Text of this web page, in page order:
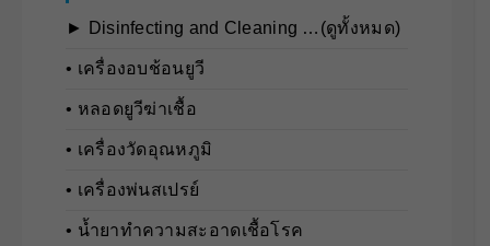
► Disinfecting and Cleaning …(ดูทั้งหมด)
• เครื่องอบช้อนยูวี
• หลอดยูวีฆ่าเชื้อ
• เครื่องวัดอุณหภูมิ
• เครื่องพ่นสเปรย์
• น้ำยาทำความสะอาดเชื้อโรค